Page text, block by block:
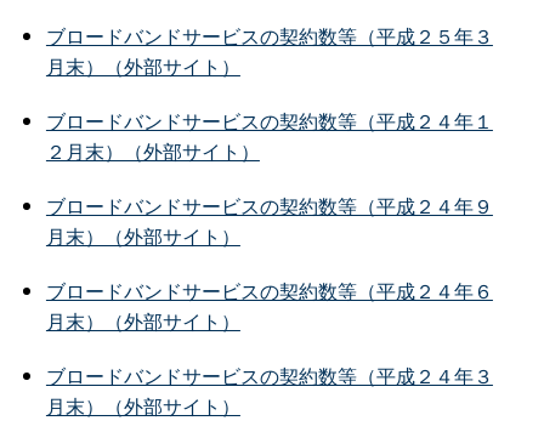
ブロードバンドサービスの契約数等（平成２５年３
月末）（外部サイト）
ブロードバンドサービスの契約数等（平成２４年１
２月末）（外部サイト）
ブロードバンドサービスの契約数等（平成２４年９
月末）（外部サイト）
ブロードバンドサービスの契約数等（平成２４年６
月末）（外部サイト）
ブロードバンドサービスの契約数等（平成２４年３
月末）（外部サイト）